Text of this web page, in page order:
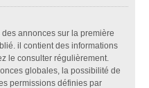
annonces sur la première
il contient des informations
le consulter régulièrement.
globales, la possibilité de
permissions définies par